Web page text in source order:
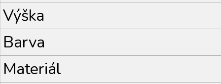
Výška
Barva
Materiál